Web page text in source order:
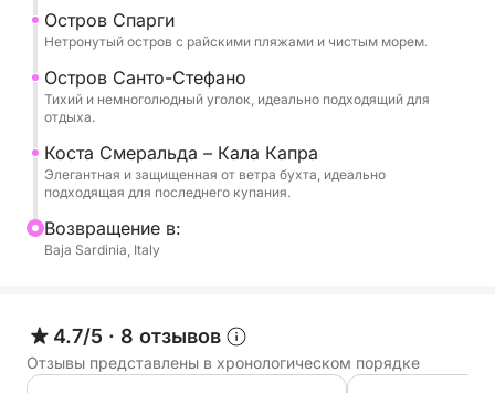
второй половине дня мы возвращаемся на
элегантных и живописных участков береговой
линии, пока не достигнем таких уединенных бухт,
идеально подходящих для последней остановки
перед возвращением.
Это незабываемое путешествие, сочетающее в
подходящее для тех, кто ищет незабываемый
день на яхте.
Остров Спарги
Нетронутый остров с райскими пляжами и чистым морем.
Остров Санто-Стефано
Тихий и немноголюдный уголок, идеально подходящий для
отдыха.
Коста Смеральда – Кала Капра
Элегантная и защищенная от ветра бухта, идеально
подходящая для последнего купания.
Bозвращение в:
Baja Sardinia, Italy
4.7/5 · 8 отзывов
Отзывы представлены в хронологическом порядке